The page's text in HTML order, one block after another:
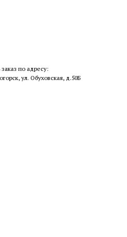
по адресу:
ул. Обуховская, д.50Б